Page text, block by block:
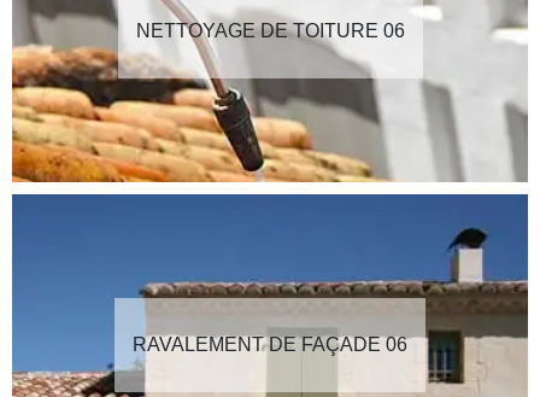
NETTOYAGE DE TOITURE 06
RAVALEMENT DE FAÇADE 06